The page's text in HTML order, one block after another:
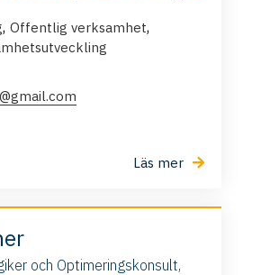
, Offentlig verksamhet,
Läs mer
och Optimeringskonsult,